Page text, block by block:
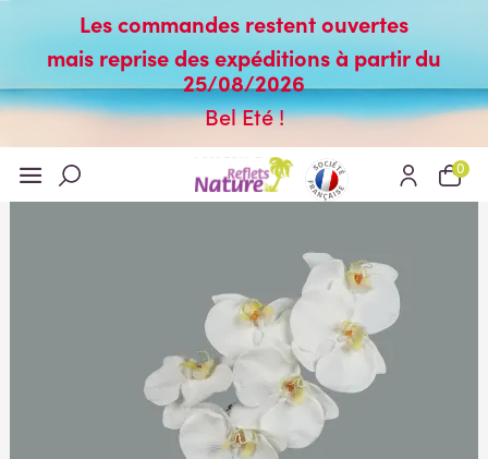
Les commandes restent ouvertes
mais reprise des expéditions à partir du
25/08/2026
Bel Eté !
0